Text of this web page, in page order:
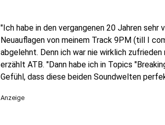
"Ich habe in den vergangenen 20 Jahren
Neuauflagen von meinem Track 9PM (till I
abgelehnt. Denn ich war nie wirklich
erzählt ATB. "Dann habe ich in Topics
Gefühl, dass diese beiden Soundwelten
Anzeige